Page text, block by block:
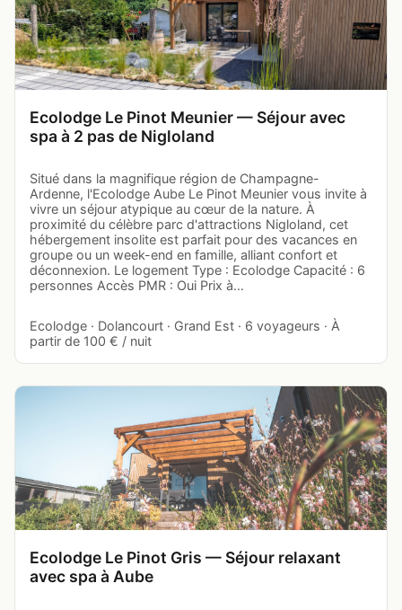
Ecolodge Le Pinot Meunier — Séjour avec
spa à 2 pas de Nigloland
Situé dans la magnifique région de Champagne-
Ardenne, l'Ecolodge Aube Le Pinot Meunier vous invite à
vivre un séjour atypique au cœur de la nature. À
proximité du célèbre parc d'attractions Nigloland, cet
hébergement insolite est parfait pour des vacances en
groupe ou un week-end en famille, alliant confort et
déconnexion. Le logement Type : Ecolodge Capacité : 6
personnes Accès PMR : Oui Prix à…
Ecolodge · Dolancourt · Grand Est · 6 voyageurs · À
partir de 100 € / nuit
Ecolodge Le Pinot Gris — Séjour relaxant
avec spa à Aube